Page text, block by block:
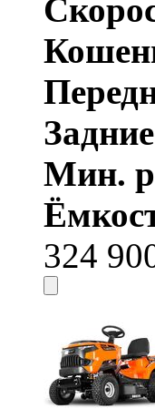
Мин.
324